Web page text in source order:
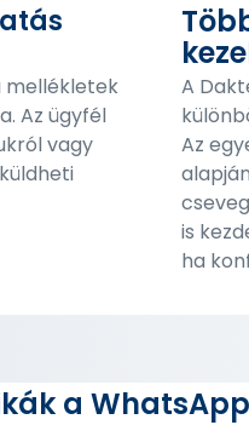
mellékletek
Az ügyfél
vagy
A
Az
is
ha
a